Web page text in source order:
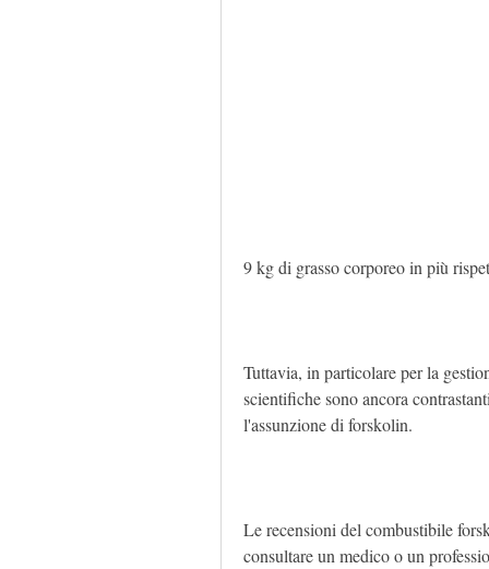
9 kg di grasso corporeo in più
Tuttavia, in particolare per la
scientifiche sono ancora
l'assunzione di forskolin.
Le recensioni del combustibile
consultare un medico o un